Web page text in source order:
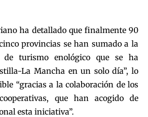
ha detallado que finalmente 90
provincias se han sumado a la
de turismo enológico que se ha
La Mancha en un solo día”, lo
“gracias a la colaboración de los
que han acogido de
esta iniciativa”.